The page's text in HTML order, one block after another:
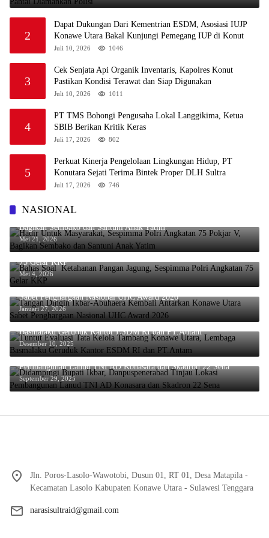
2
Dapat Dukungan Dari Kementrian ESDM, Asosiasi IUJP
Konawe Utara Bakal Kunjungi Pemegang IUP di Konut
Juli 10, 2026 1046
3
Cek Senjata Api Organik Inventaris, Kapolres Konut
Juli 10, 2026 1011
4
PT TMS Bohongi Pengusaha Lokal Langgikima, Ketua
SBIB Berikan Kritik Keras
Juli 17, 2026 802
5
Perkuat Kinerja Pengelolaan Lingkungan Hidup, PT
Konutara Sejati Terima Bintek Proper DLH Sultra
Juli 17, 2026 746
NASIONAL
Hadir Untuk Masyarakat, Sespimma Polri Angkatan 75 Pokjar V,
Bagikan Sembako dan Santuni Anak Yatim
Mei 21, 2026
Bahas Soal Ketahanan Pangan Jagung, Sespimma Polri Angkatan
75 Gelar KKP
Mei 4, 2026
Tangan Dingin Ikbar-Abuhaera Kembali Antarkan Konawe Utara
Sabet Penghargaan Nasional UHC Award 2026
Januari 27, 2026
Tuntut Evaluasi Tata Kelola Tambang Konawe Utara, Lembaga
Basmalaku Geruduk Kantor ESDM RI dan PT.Antam
Desember 10, 2025
Didampingi Bupati Ikbar, Danpuspenerabad Tinjau Lokasi
Pembangunan Lanud TNI AD Konasara dan Skadron 22 Sena
September 29, 2025
Jln. Poros-Lasolo-Wawotobi, Dusun 01, RT 01, Desa Matapila -
Kecamatan Lasolo Kabupaten Konawe Utara - Sulawesi Tenggara
narasisultraid@gmail.com